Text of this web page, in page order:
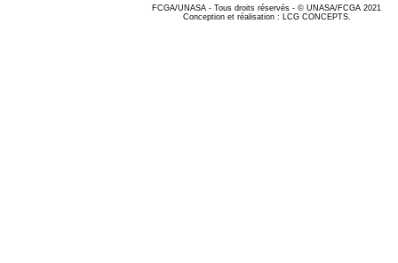
FCGA/UNASA - Tous droits réservés - © UNASA/FCGA 2021
Conception et réalisation : LCG CONCEPTS.